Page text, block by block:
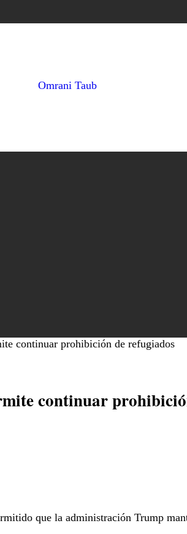
continuar prohibición de refugiados
continuar
que la administración Trump